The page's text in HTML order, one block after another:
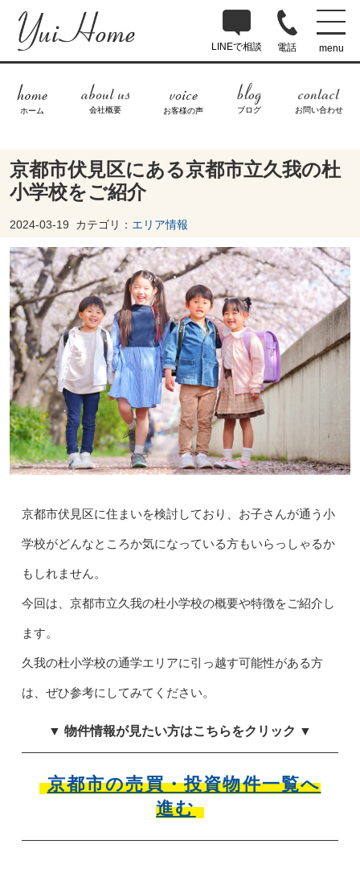
LINEで相談 電話 menu
ホーム 会社概要 お客様の声 ブログ お問い合わせ
京都市伏見区にある京都市立久我の杜
小学校をご紹介
2024-03-19 カテゴリ： エリア情報
京都市伏見区に住まいを検討しており、お子さんが通う小
学校がどんなところか気になっている方もいらっしゃるか
もしれません。
今回は、京都市立久我の杜小学校の概要や特徴をご紹介し
ます。
久我の杜小学校の通学エリアに引っ越す可能性がある方
は、ぜひ参考にしてみてください。
▼ 物件情報が見たい方はこちらをクリック ▼
京都市の売買・投資物件一覧へ
進む